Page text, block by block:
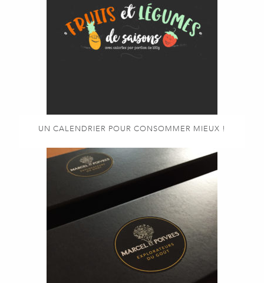
UN CALENDRIER POUR CONSOMMER MIEUX !